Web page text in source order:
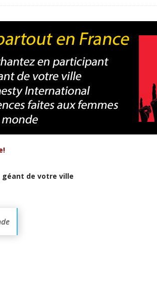
géant de votre ville